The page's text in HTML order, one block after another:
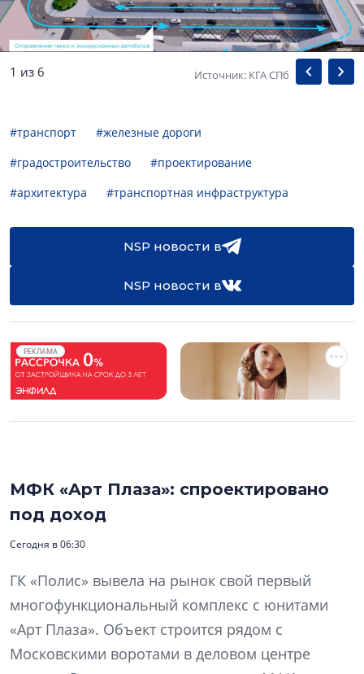
1 из 6 Источник: КГА СПб
#транспорт
#железные дороги
#градостроительство
#проектирование
#архитектура
#транспортная инфраструктура
NSP новости в
NSP новости в
РЕКЛАМА
МФК «Арт Плаза»: спроектировано
под доход
Сегодня в 06:30
ГК «Полис» вывела на рынок свой первый
многофункциональный комплекс с юнитами
«Арт Плаза». Объект строится рядом с
Московскими воротами в деловом центре